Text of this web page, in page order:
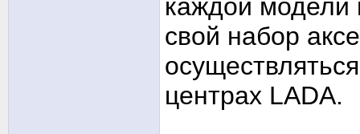
каждой модели
свой набор
центрах LADA.